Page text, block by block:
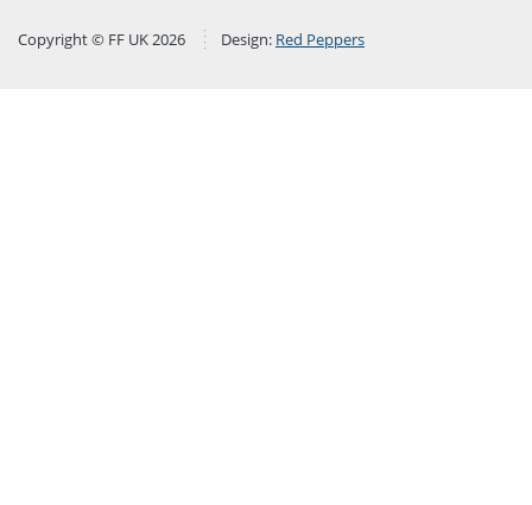
Copyright © FF UK 2026 Design: Red Peppers